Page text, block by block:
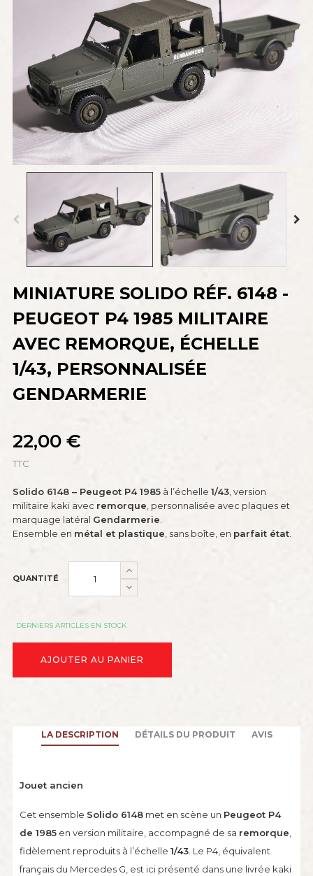
MINIATURE SOLIDO RÉF. 6148 -
PEUGEOT P4 1985 MILITAIRE
AVEC REMORQUE, ÉCHELLE
1/43, PERSONNALISÉE
GENDARMERIE
22,00 €
TTC
Solido 6148 – Peugeot P4 1985 à l’échelle 1/43, version
militaire kaki avec remorque, personnalisée avec plaques et
marquage latéral Gendarmerie.
Ensemble en métal et plastique, sans boîte, en parfait état.
QUANTITÉ
DERNIERS ARTICLES EN STOCK
AJOUTER AU PANIER
LA DESCRIPTION DÉTAILS DU PRODUIT AVIS
Jouet ancien
Cet ensemble Solido 6148 met en scène un Peugeot P4
de 1985 en version militaire, accompagné de sa remorque,
fidèlement reproduits à l’échelle 1/43. Le P4, équivalent
français du Mercedes G, est ici présenté dans une livrée kaki